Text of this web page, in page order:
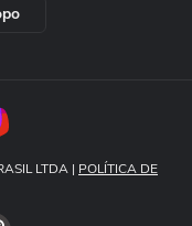
LTDA | POLÍTICA DE